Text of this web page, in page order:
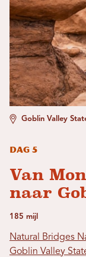
Goblin Valley
Dag 5
Van
naar
185 mijl
Natural Bridges
Goblin Valley